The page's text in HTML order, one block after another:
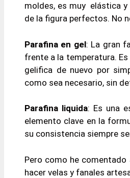
moldes, es muy elástica
de la figura perfectos. No
Parafina en gel: La gran
frente a la temperatura.
gelifica de nuevo por
como sea necesario, sin
Parafina liquida: Es una
elemento clave en la
su consistencia siempre
Pero como he comentado
hacer velas y fanales